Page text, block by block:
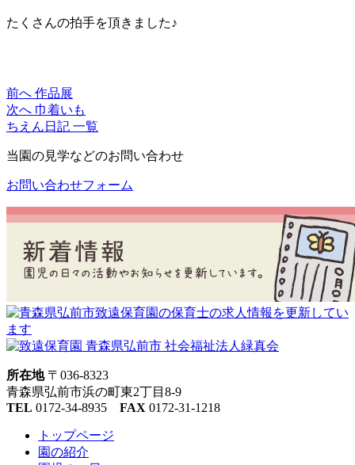
たくさんの拍手を頂きました♪
前へ 作品展
次へ 巾着いも
ちえん日記 一覧
当園の見学などのお問い合わせ
お問い合わせフォーム
所在地〒036-8323
青森県弘前市浜の町東2丁目8-9
TEL 0172-34-8935 FAX 0172-31-1218
トップページ
園の紹介